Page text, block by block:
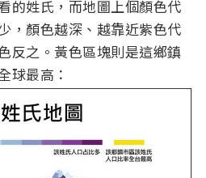
的姓氏，而地圖上個顏色代
，顏色越深、越靠近紫色代
反之。黃色區塊則是這鄉鎮
球最高：